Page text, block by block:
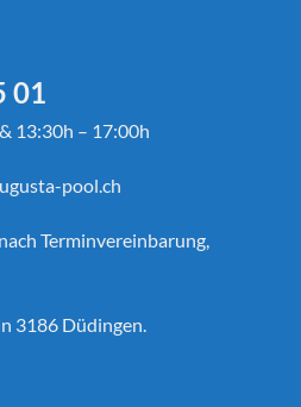
01
13:30h – 17:00h
pool.ch
Terminvereinbarung,
3186 Düdingen.